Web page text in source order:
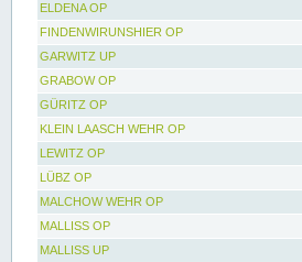
ELDENA OP
FINDENWIRUNSHIER OP
GARWITZ UP
GRABOW OP
GÜRITZ OP
KLEIN LAASCH WEHR OP
LEWITZ OP
LÜBZ OP
MALCHOW WEHR OP
MALLISS OP
MALLISS UP